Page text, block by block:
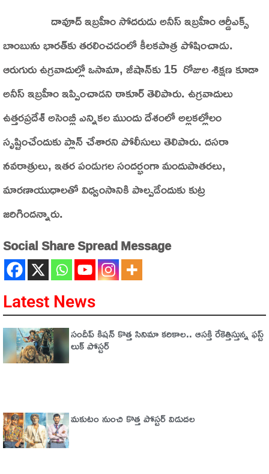
దావూద్‌ ఇబ్రహీం సోదరుడు అనీస్‌ ఇబ్రహీం ఆర్డీఎక్స్‌
బాంబును భారత్‌కు తరలించడంలో కీలకపాత్ర పోషించాడు.
ఆరుగురు ఉగ్రవాదుల్లో ఒసామా, జీషాన్‌కు 15 రోజుల శిక్షణ కూడా
అనీస్‌ ఇబ్రహీం ఇప్పించాడని ఠాకూర్‌ తెలిపారు. ఉగ్రవాదులు
ఉత్తరప్రదేశ్‌ అసెంబ్లీ ఎన్నికల ముందు దేశంలో అల్లకల్లోలం
సృష్టించేందుకు ప్లాన్‌ చేశారని పోలీసులు తెలిపారు. దసరా
నవరాత్రులు, ఇతర పండుగల సందర్భంగా మందుపాతరలు,
మారణాయుధాలతో విధ్వంసానికి పాల్పడేందుకు కుట్ర
జరిగిందన్నారు.
Social Share Spread Message
Latest News
సందీప్ కిషన్ కొత్త సినిమా కరికాల.. ఆసక్తి రేకెత్తిస్తున్న ఫస్ట్
లుక్ పోస్టర్
మకుటం నుంచి కొత్త పోస్టర్ విడుదల